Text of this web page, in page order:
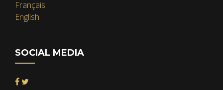
Français
English
SOCIAL MEDIA